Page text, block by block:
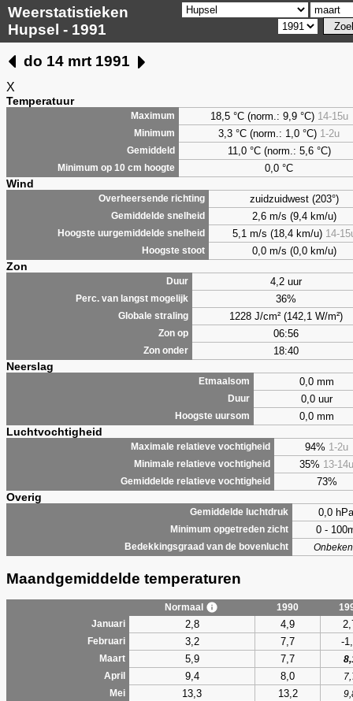
Weerstatistieken
Hupsel - 1991
do 14 mrt 1991
X
Temperatuur
Maximum 18,5 °C (norm.: 9,9 °C) 14-15u
Minimum 3,3 °C (norm.: 1,0 °C) 1-2u
Gemiddeld 11,0 °C (norm.: 5,6 °C)
Minimum op 10 cm hoogte 0,0 °C
Wind
Overheersende richting zuidzuidwest (203°)
Gemiddelde snelheid 2,6 m/s (9,4 km/u)
Hoogste uurgemiddelde snelheid 5,1 m/s (18,4 km/u) 14-
Hoogste stoot 0,0 m/s (0,0 km/u)
Zon
Duur 4,2 uur
Perc. van langst mogelijk 36%
Globale straling 1228 J/cm² (142,1 W/m²)
Zon op 06:56
Zon onder 18:40
Neerslag
Etmaalsom 0,0 mm
Duur 0,0 uur
Hoogste uursom 0,0 mm
Luchtvochtigheid
Maximale relatieve vochtigheid 94% 1-2u
Minimale relatieve vochtigheid 35% 13-14u
Gemiddelde relatieve vochtigheid 73%
Overig
Gemiddelde luchtdruk 0,0 hPa
Minimum opgetreden zicht 0 -
Bedekkingsgraad van de bovenlucht
Maandgemiddelde temperaturen
Normaal 1990
Januari
2,8 4,9
Februari 3,2 7,7 -
Maart 5,9 7,7
April
9,4 8,0
Mei
13,3 13,2